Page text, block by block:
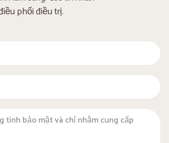
phối điều trị.